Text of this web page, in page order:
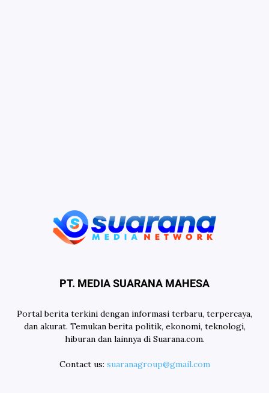
PT. MEDIA SUARANA MAHESA
Portal berita terkini dengan informasi terbaru, terpercaya,
dan akurat. Temukan berita politik, ekonomi, teknologi,
hiburan dan lainnya di Suarana.com.
Contact us: suaranagroup@gmail.com